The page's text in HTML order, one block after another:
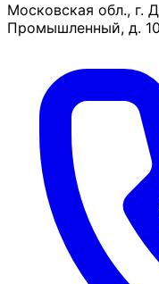
Московская обл., г.
Промышленный, д. 10